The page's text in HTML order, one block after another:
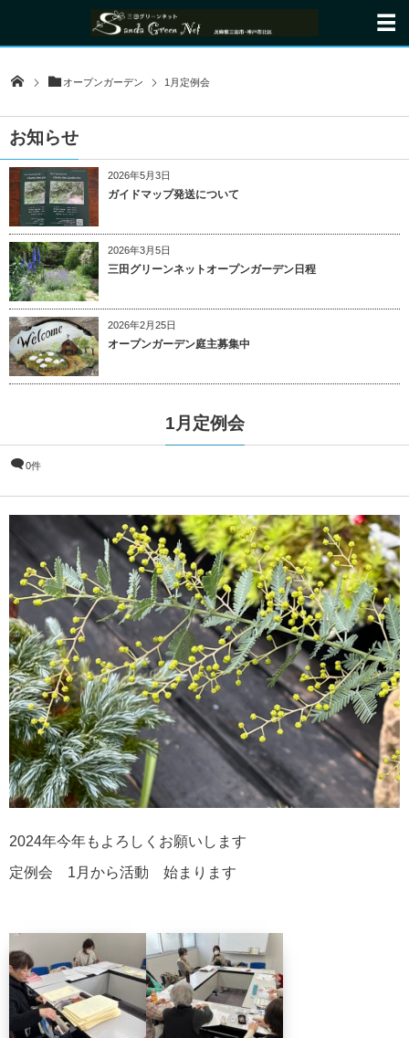
オープンガーデン 1月定例会
お知らせ
2026年5月3日
ガイドマップ発送について
2026年3月5日
三田グリーンネットオープンガーデン日程
2026年2月25日
オープンガーデン庭主募集中
1月定例会
0件
2024年今年もよろしくお願いします
定例会 1月から活動 始まります